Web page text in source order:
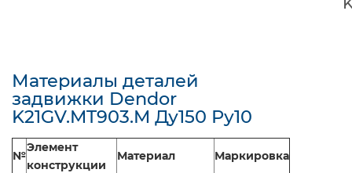
Материалы деталей
задвижки Dendor
K21GV.MT903.M Ду150 Ру10
№
Элемент
конструкции
Материал Маркировка